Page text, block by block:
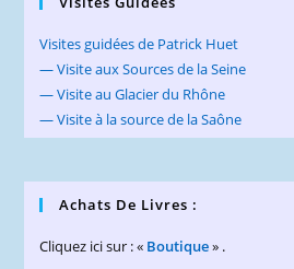
Visites guidées de Patrick Huet
— Visite aux Sources de la Seine
— Visite au Glacier du Rhône
— Visite à la source de la Saône
Achats De Livres :
Cliquez ici sur : « Boutique» .